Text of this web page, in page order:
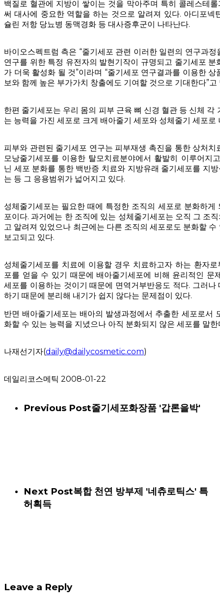
백질로 혈관에 지방이 쌓이는 것을 막아주며 특히 콜레스테
써 대사에 중요한 역할을 하는 것으로 알려져 있다. 아디포넥
슐린 저항 당뇨병 동맥경화 등 대사증후군이 나타난다.
바이오스펙트럼 측은 “줄기세포 관련 이러한 일련의 연구과
연구를 위한 특정 유전자의 발현기작이 규명되고 줄기세포 분
가 더욱 활성화 될 것”이라며 “줄기세포 연구결과를 이용한
보와 함께 높은 부가가치 창출에도 기여할 것으로 기대한다”고
한편 줄기세포는 우리 몸의 피부 근육 뼈 신경 혈관 등 신체 각
는 능력을 가진 세포로 크게 배아줄기 세포와 성체줄기 세포로
피부와 관련된 줄기세포 연구는 피부재생 촉진을 통한 상처치
모낭줄기세포를 이용한 탈모치료분야에서 활발히 이루어지
닌 세포 분화를 통한 백반증 치료와 지방유래 줄기세포를 지
는 등 그 응용범위가 넓어지고 있다.
성체줄기세포는 필요한 때에 특정한 조직의 세포로 분화하게
포이다. 과거에는 한 조직에 있는 성체줄기세포는 오직 그 조
고 알려져 있었으나 최근에는 다른 조직의 세포로도 분화할
보고되고 있다.
성체줄기세포를 치료에 이용할 경우 치료하고자 하는 환자
포를 얻을 수 있기 때문에 배아줄기세포에 비해 윤리적인 문
세포를 이용하는 것이기 때문에 면역거부반응도 적다. 그러나
하기 때문에 분리해 내기가 쉽지 않다는 문제점이 있다.
반면 배아줄기세포는 배아의 발생과정에서 추출한 세포로서
화할 수 있는 능력을 지녔으나 아직 분화되지 않은 세포를 말한
나재선기자(daily@dailycosmetic.com)
데일리코스메틱 2008-01-22
Previous Post줄기세포화장품 '갑론을박'
Next Post복합 천연 방부제 '네츄로틱스' 특
허획득
Leave a Reply